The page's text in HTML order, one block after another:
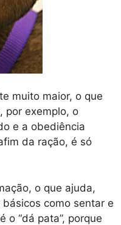
muito maior, o que
por exemplo, o
e a obediência
da ração, é só
o que ajuda,
como sentar e
o “dá pata”, porque